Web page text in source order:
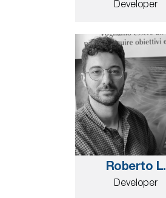
Developer
Roberto L.
Developer